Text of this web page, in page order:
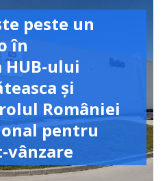
peste un
în
HUB-ului
și
României
pentru
vânzare